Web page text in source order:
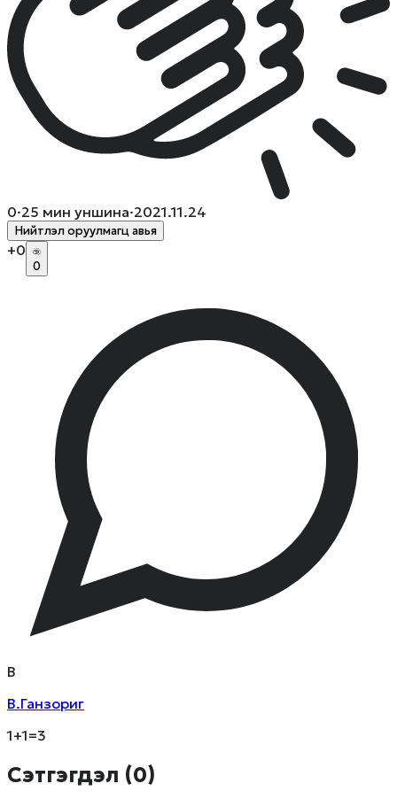
0·25 мин уншина·2021.11.24
Нийтлэл оруулмагц авья
+0
0
В
В.Ганзориг
1+1=3
Сэтгэгдэл (0)